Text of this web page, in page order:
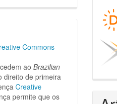
Commons
aoBrazilian
direito de primeira
Creative
permite que os